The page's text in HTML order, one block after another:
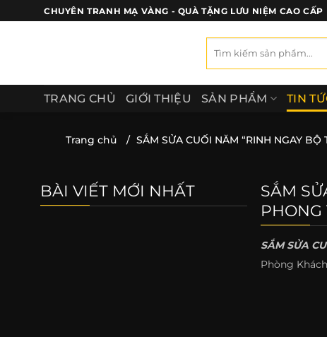
qua
CHUYÊN TRANH MẠ VÀNG - QUÀ TẶNG LƯU NIỆM CAO CẤP
kiếm:
TRANG CHỦ GIỚI THIỆU SẢN PHẨM TIN
Trang chủ / SẮM SỬA CUỐI NĂM “RINH NGAY BỘ
BÀI VIẾT MỚI NHẤT
SẮM
PHONG
SẮM SỬA
Phòng